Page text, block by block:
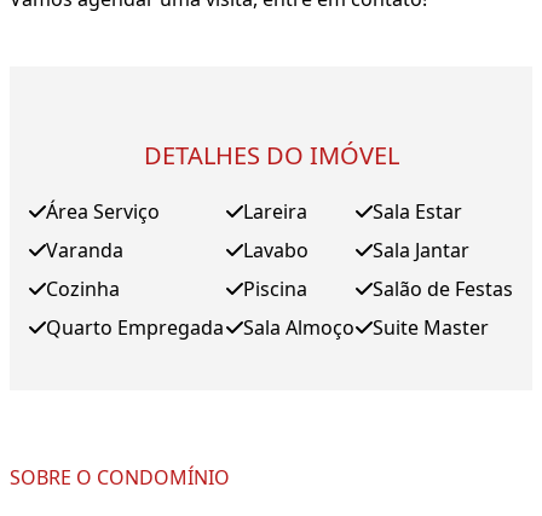
DETALHES DO IMÓVEL
Área Serviço
Varanda
Cozinha
Quarto Empregada
Lareira
Lavabo
Piscina
Sala Almoço
Sala Estar
Sala Jantar
Salão de Festas
Suite Master
SOBRE O CONDOMÍNIO